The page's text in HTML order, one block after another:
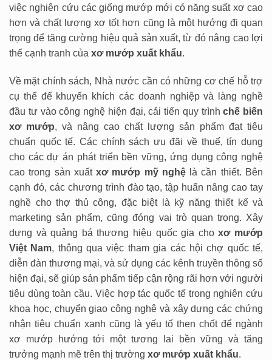
việc nghiên cứu các giống mướp mới có năng suất xơ cao
hơn và chất lượng xơ tốt hơn cũng là một hướng đi quan
trọng để tăng cường hiệu quả sản xuất, từ đó nâng cao lợi
thế cạnh tranh của xơ mướp xuất khẩu.
Về mặt chính sách, Nhà nước cần có những cơ chế hỗ trợ
cụ thể để khuyến khích các doanh nghiệp và làng nghề
đầu tư vào công nghệ hiện đại, cải tiến quy trìnhchế biến
xơ mướp, và nâng cao chất lượng sản phẩm đạt tiêu
chuẩn quốc tế. Các chính sách ưu đãi về thuế, tín dụng
cho các dự án phát triển bền vững, ứng dụng công nghệ
cao trong sản xuấtxơ mướp mỹ nghệlà cần thiết. Bên
cạnh đó, các chương trình đào tạo, tập huấn nâng cao tay
nghề cho thợ thủ công, đặc biệt là kỹ năng thiết kế và
marketing sản phẩm, cũng đóng vai trò quan trọng. Xây
dựng và quảng bá thương hiệu quốc gia choxơ mướp
Việt Nam, thông qua việc tham gia các hội chợ quốc tế,
diễn đàn thương mại, và sử dụng các kênh truyền thông số
hiện đại, sẽ giúp sản phẩm tiếp cận rộng rãi hơn với người
tiêu dùng toàn cầu. Việc hợp tác quốc tế trong nghiên cứu
khoa học, chuyển giao công nghệ và xây dựng các chứng
nhận tiêu chuẩn xanh cũng là yếu tố then chốt để ngành
xơ mướp hướng tới một tương lai bền vững và tăng
trưởng mạnh mẽ trên thị trường xơ mướp xuất khẩu.